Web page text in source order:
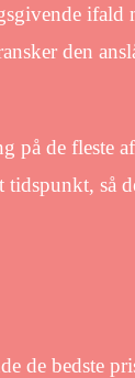
ifald
den
de fleste
så
de bedste